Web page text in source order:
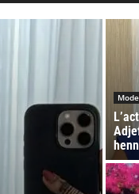
Mode